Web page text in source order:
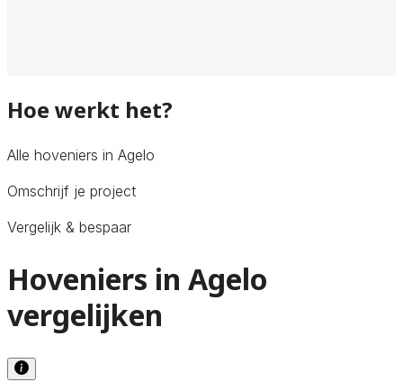
Hoe werkt het?
Alle hoveniers in Agelo
Omschrijf je project
Vergelijk & bespaar
Hoveniers in Agelo
vergelijken